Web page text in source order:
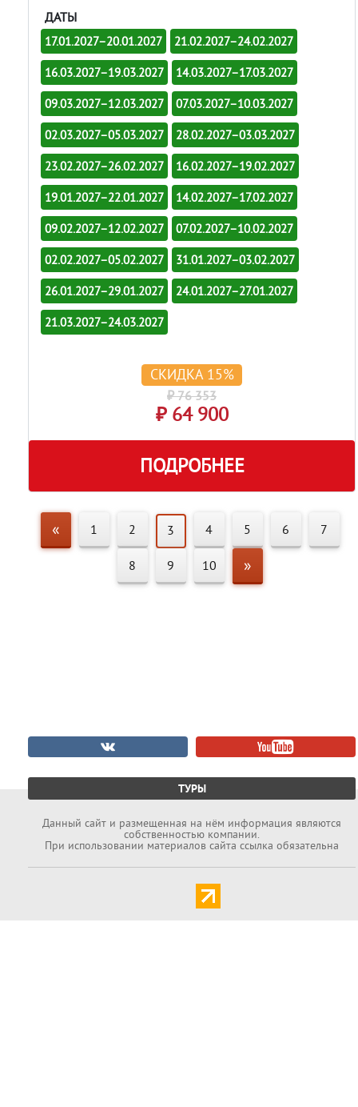
ДАТЫ
17.01.2027–20.01.2027 21.02.2027–24.02.2027
16.03.2027–19.03.2027 14.03.2027–17.03.2027
09.03.2027–12.03.2027 07.03.2027–10.03.2027
02.03.2027–05.03.2027 28.02.2027–03.03.2027
23.02.2027–26.02.2027 16.02.2027–19.02.2027
19.01.2027–22.01.2027 14.02.2027–17.02.2027
09.02.2027–12.02.2027 07.02.2027–10.02.2027
02.02.2027–05.02.2027 31.01.2027–03.02.2027
26.01.2027–29.01.2027 24.01.2027–27.01.2027
21.03.2027–24.03.2027
СКИДКА 15%
₽ 76 353
₽ 64 900
ПОДРОБНЕЕ
« 1 2 3 4 5 6 7
8 9 10 »
ТУРЫ
Данный cайт и размещенная на нём информация являются
собственностью компании.
При использовании материалов сайта ссылка обязательна